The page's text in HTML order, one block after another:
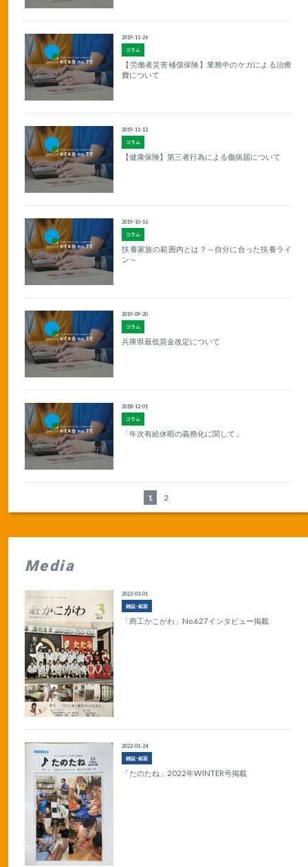
コラム
2019-11-26
【労働者災害補償保険】業務中のケガによる治療
費について
コラム
2019-11-12
【健康保険】第三者行為による傷病届について
コラム
2019-10-16
扶養家族の範囲内とは？～自分に合った扶養ライ
ン～
コラム
2019-09-20
兵庫県最低賃金改定について
コラム
2018-12-01
「年次有給休暇の義務化に関して」
1 2
Media
雑誌･紙面
2022-03-01
「商工かこがわ」No.627インタビュー掲載
雑誌･紙面
2022-01-24
「たのたね」2022年WINTER号掲載